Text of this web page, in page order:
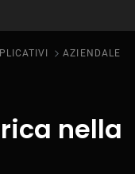
AZIENDALE
nella